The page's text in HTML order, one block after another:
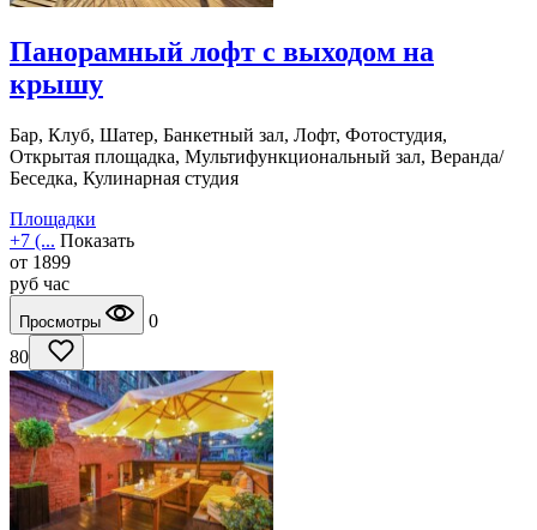
Панорамный лофт с выходом на
крышу
Бар, Клуб, Шатер, Банкетный зал, Лофт, Фотостудия,
Открытая площадка, Мультифункциональный зал, Веранда/
Беседка, Кулинарная студия
Площадки
+7 (... Показать
от 1899
руб час
Просмотры
0
80